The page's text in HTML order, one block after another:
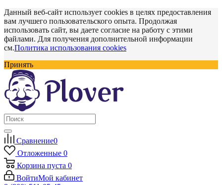
Данный веб-сайт использует cookies в целях предоставления
вам лучшего пользовательского опыта. Продолжая
использовать сайт, вы даете согласие на работу с этими
файлами. Для получения дополнительной информации
см.Политика использования cookies
Принять
Сравнение0
Отложенные 0
Корзина пуста 0
ВойтиМой кабинет